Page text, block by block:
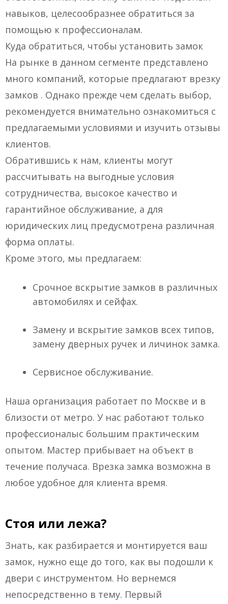
навыков, целесообразнее обратиться за
помощью к профессионалам.
Куда обратиться, чтобы установить замок
На рынке в данном сегменте представлено
много компаний, которые предлагают врезку
замков . Однако прежде чем сделать выбор,
рекомендуется внимательно ознакомиться с
предлагаемыми условиями и изучить отзывы
клиентов.
Обратившись к нам, клиенты могут
рассчитывать на выгодные условия
сотрудничества, высокое качество и
гарантийное обслуживание, а для
юридических лиц предусмотрена различная
форма оплаты.
Кроме этого, мы предлагаем:
Срочное вскрытие замков в различных
автомобилях и сейфах.
Замену и вскрытие замков всех типов,
замену дверных ручек и личинок замка.
Сервисное обслуживание.
Наша организация работает по Москве и в
близости от метро. У нас работают только
профессионалыс большим практическим
опытом. Мастер прибывает на объект в
течение получаса. Врезка замка возможна в
любое удобное для клиента время.
Стоя или лежа?
Знать, как разбирается и монтируется ваш
замок, нужно еще до того, как вы подошли к
двери с инструментом. Но вернемся
непосредственно в тему. Первый